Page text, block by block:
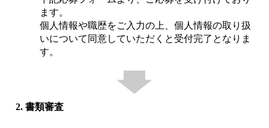
ます。
個人情報や職歴をご入力の上、個人情報の取り扱
いについて同意していただくと受付完了となりま
す。
2. 書類審査